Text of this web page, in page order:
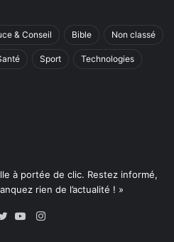
& Conseil Bible Non classé
Sport Technologies
à portée de clic. Restez informé,
rien de l’actualité ! »
Instagram